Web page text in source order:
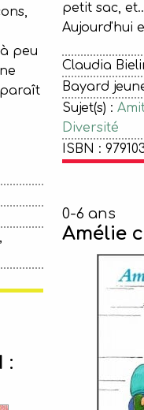
peu
,
petit sac,
Aujourd'hui
Claudia
Bayard
Sujet(s) :
Diversité
ISBN :
:
0-6 ans
Amélie